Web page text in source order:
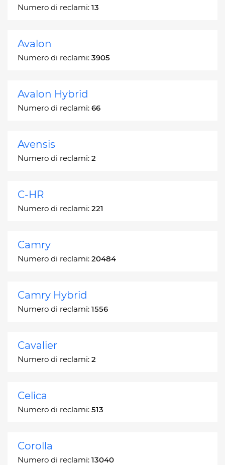
Numero di reclami: 13
Avalon
Numero di reclami: 3905
Avalon Hybrid
Numero di reclami: 66
Avensis
Numero di reclami: 2
C-HR
Numero di reclami: 221
Camry
Numero di reclami: 20484
Camry Hybrid
Numero di reclami: 1556
Cavalier
Numero di reclami: 2
Celica
Numero di reclami: 513
Corolla
Numero di reclami: 13040